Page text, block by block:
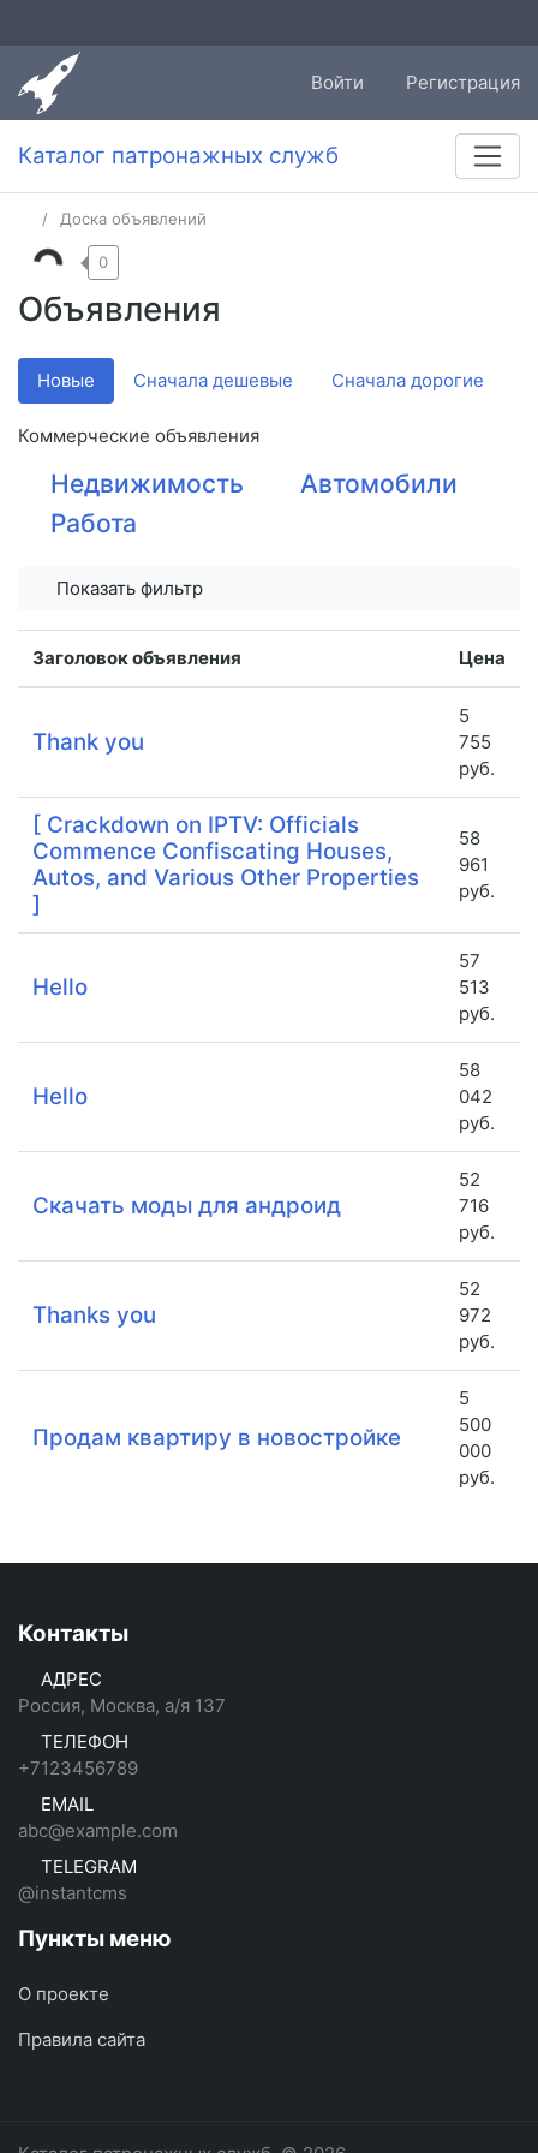
Войти Регистрация
Каталог патронажных служб
Доска объявлений
Объявления
0
Новые Сначала дешевые Сначала дорогие
Коммерческие объявления
Недвижимость
Автомобили
Работа
Показать фильтр
Заголовок объявления Цена
Thank you
5
755
руб.
[ Crackdown on IPTV: Officials
Commence Confiscating Houses,
Autos, and Various Other Properties
]
58
961
руб.
Hello
57
513
руб.
Hello
58
042
руб.
Скачать моды для андроид
52
716
руб.
Thanks you
52
972
руб.
Продам квартиру в новостройке
5
500
000
руб.
Контакты
АДРЕС
Россия, Москва, а/я 137
ТЕЛЕФОН
+7123456789
EMAIL
abc@example.com
TELEGRAM
@instantcms
Пункты меню
О проекте
Правила сайта